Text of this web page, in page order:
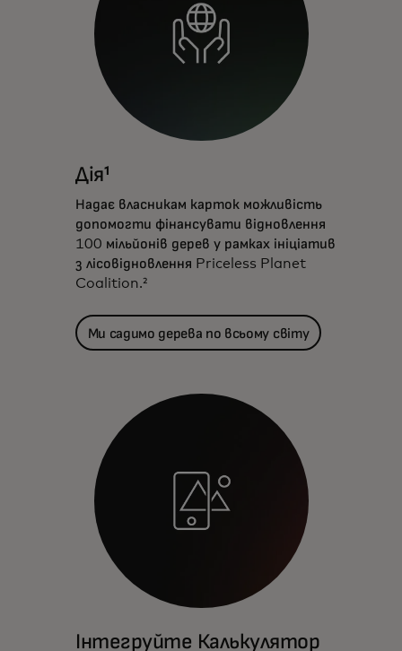
Дія¹
Надає власникам карток можливість
допомогти фінансувати відновлення
100 мільйонів дерев у рамках ініціатив
з лісовідновлення Priceless Planet
Coalition.²
Ми садимо дерева по всьому світу
Інтегруйте Калькулятор